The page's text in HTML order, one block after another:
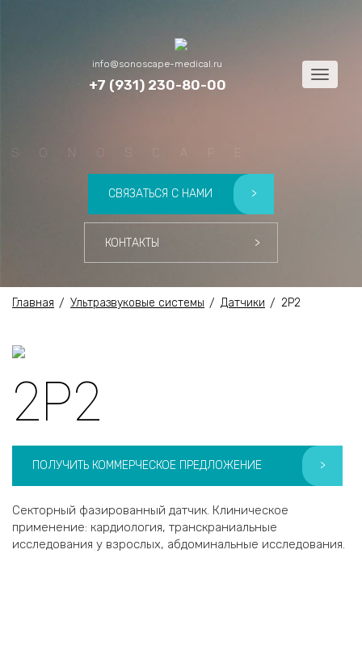
Menu
info@sonoscape-medical.ru
+7 (931) 230-80-00
SONOSCAPE
СВЯЗАТЬСЯ С НАМИ >
КОНТАКТЫ >
Главная Ультразвуковые системы Датчики 2P2
2P2
ПОЛУЧИТЬ КОММЕРЧЕСКОЕ ПРЕДЛОЖЕНИЕ >
Секторный фазированный датчик. Клиническое
применение: кардиология, транскраниальные
исследования у взрослых, абдоминальные исследования.